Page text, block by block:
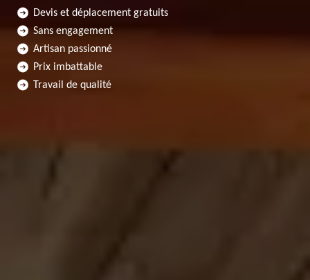
Devis et déplacement gratuits
Sans engagement
Artisan passionné
Prix imbattable
Travail de qualité